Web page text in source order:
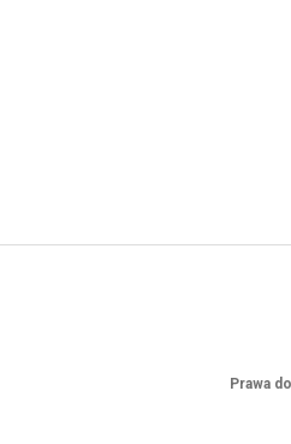
Prawa